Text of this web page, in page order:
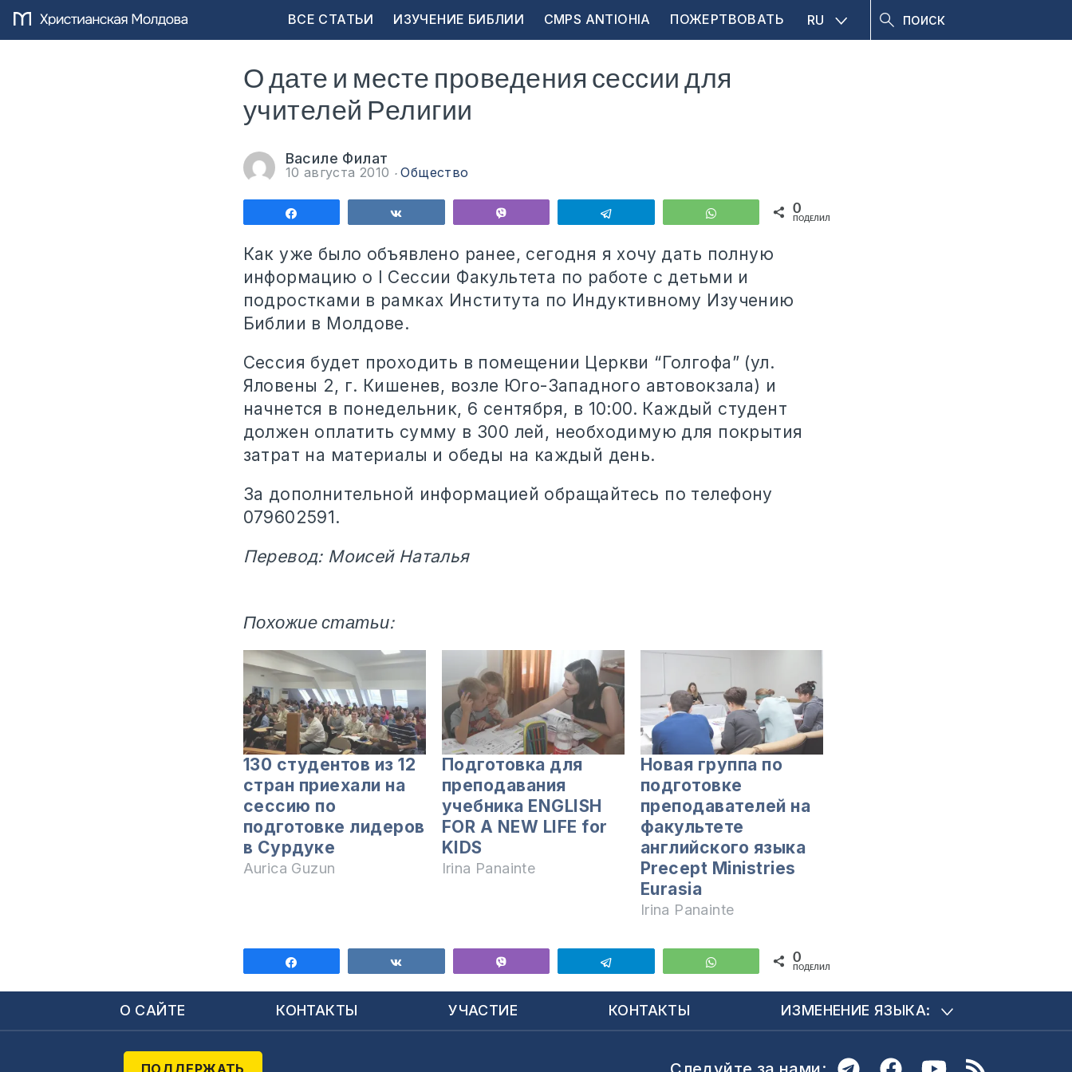
ВСЕ СТАТЬИ ИЗУЧЕНИЕ БИБЛИИ CMPS ANTIOHIA ПОЖЕРТВОВАТЬ RU
О дате и месте проведения сессии для
учителей Религии
Василе Филат
10 августа 2010 Общество
WhatsApp 0
ПОДЕЛИЛИСЬ
Как уже было объявлено ранее, сегодня я хочу дать полную
информацию о I Сессии Факультета по работе с детьми и
подростками в рамках Института по Индуктивному Изучению
Библии в Молдове.
Сессия будет проходить в помещении Церкви “Голгофа” (ул.
Яловены 2, г. Кишенев, возле Юго-Западного автовокзала) и
начнется в понедельник, 6 сентября, в 10:00. Каждый студент
должен оплатить сумму в 300 лей, необходимую для покрытия
затрат на материалы и обеды на каждый день.
За дополнительной информацией обращайтесь по телефону
079602591.
Перевод: Моисей Наталья
Похожие статьи:
130 студентов из 12
стран приехали на
сессию по
подготовке лидеров
в Сурдуке
Aurica Guzun
Подготовка для
преподавания
учебника ENGLISH
FOR A NEW LIFE for
KIDS
Irina Panainte
Новая группа по
подготовке
преподавателей на
факультете
английского языка
Precept Ministries
Eurasia
Irina Panainte
WhatsApp 0
ПОДЕЛИЛИСЬ
О САЙТЕ КОНТАКТЫ УЧАСТИЕ КОНТАКТЫ ИЗМЕНЕНИЕ ЯЗЫКА:
ПОДДЕРЖАТЬ